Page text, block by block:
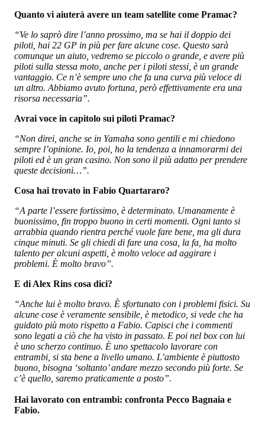
Quanto vi aiuterà avere un team satellite come Pramac?
“Ve lo saprò dire l’anno prossimo, ma se hai il doppio dei
piloti, hai 22 GP in più per fare alcune cose. Questo sarà
comunque un aiuto, vedremo se piccolo o grande, e avere più
piloti sulla stessa moto, anche per i piloti stessi, è un grande
vantaggio. Ce n’è sempre uno che fa una curva più veloce di
un altro. Abbiamo avuto fortuna, però effettivamente era una
risorsa necessaria”.
Avrai voce in capitolo sui piloti Pramac?
“Non direi, anche se in Yamaha sono gentili e mi chiedono
sempre l’opinione. Io, poi, ho la tendenza a innamorarmi dei
piloti ed è un gran casino. Non sono il più adatto per prendere
queste decisioni…”.
Cosa hai trovato in Fabio Quartararo?
“A parte l’essere fortissimo, è determinato. Umanamente è
buonissimo, fin troppo buono in certi momenti. Ogni tanto si
arrabbia quando rientra perché vuole fare bene, ma gli dura
cinque minuti. Se gli chiedi di fare una cosa, la fa, ha molto
talento per alcuni aspetti, è molto veloce ad aggirare i
problemi. È molto bravo”.
E di Alex Rins cosa dici?
“Anche lui è molto bravo. È sfortunato con i problemi fisici. Su
alcune cose è veramente sensibile, è metodico, si vede che ha
guidato più moto rispetto a Fabio. Capisci che i commenti
sono legati a ciò che ha visto in passato. E poi nel box con lui
è uno scherzo continuo. È uno spettacolo lavorare con
entrambi, si sta bene a livello umano. L’ambiente è piuttosto
buono, bisogna ‘soltanto’ andare mezzo secondo più forte. Se
c’è quello, saremo praticamente a posto”.
Hai lavorato con entrambi: confronta Pecco Bagnaia e
Fabio.